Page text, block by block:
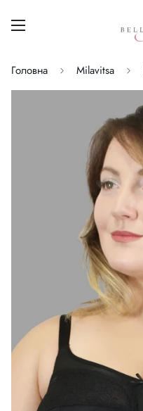
Головна Milavitsa